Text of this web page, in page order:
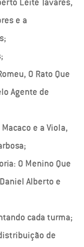
e a
O Rato Que
Agente de
e a Viola,
O Menino Que
Alberto e
cada turma;
de